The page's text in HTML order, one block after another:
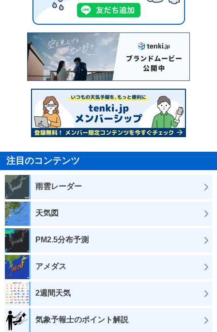
注目のコンテンツ
雨雲レーダー
天気図
PM2.5分布予測
アメダス
2週間天気
気象予報士のポイント解説